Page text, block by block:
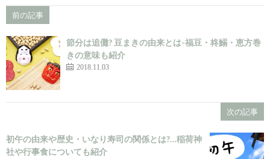
前の記事
節分は追儺? 豆まきの由来とは-福豆・柊鰯・恵方巻
きの意味も紹介
2018.11.03
次の記事
初午の由来や歴史・いなり寿司の関係とは?…稲荷神
社や行事食についても紹介